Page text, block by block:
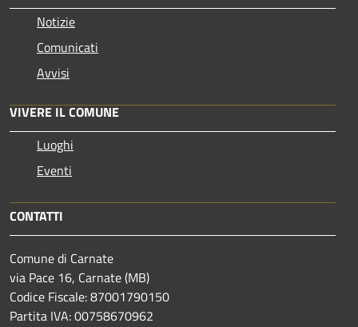
Notizie
Comunicati
Avvisi
VIVERE IL COMUNE
Luoghi
Eventi
CONTATTI
Comune di Carnate
via Pace 16, Carnate (MB)
Codice Fiscale: 87001790150
Partita IVA: 00758670962